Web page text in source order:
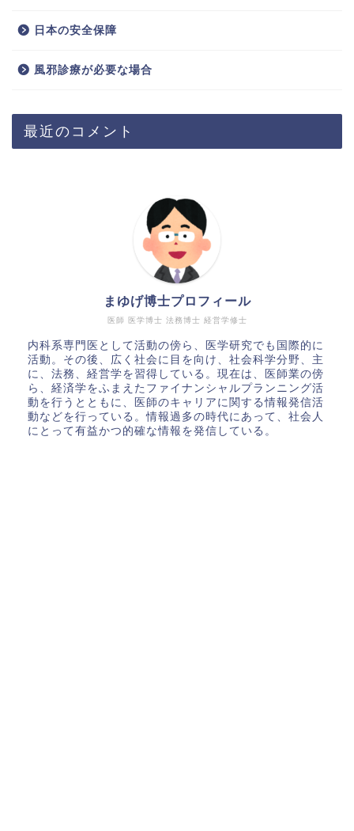
日本の安全保障
風邪診療が必要な場合
最近のコメント
医師 医学博士 法務博士 経営学修士
まゆげ博士プロフィール
内科系専門医として活動の傍ら、医学研究でも国際的に
活動。その後、広く社会に目を向け、社会科学分野、主
に、法務、経営学を習得している。現在は、医師業の傍
ら、経済学をふまえたファイナンシャルプランニング活
動を行うとともに、医師のキャリアに関する情報発信活
動などを行っている。情報過多の時代にあって、社会人
にとって有益かつ的確な情報を発信している。